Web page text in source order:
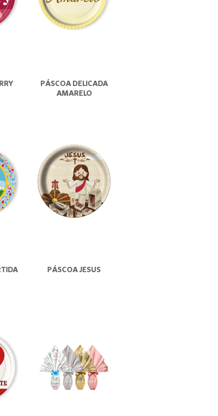
PÁSCOA DELICADA
AMARELO
PÁSCOA JESUS